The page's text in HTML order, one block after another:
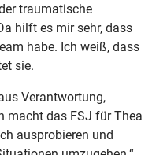
traumatische
hilft es mir sehr, dass
habe. Ich weiß, dass
sie.
Verantwortung,
macht das FSJ für Thea
ausprobieren und